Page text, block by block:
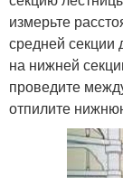
измерьте
средней секции
на нижней
проведите
отпилите